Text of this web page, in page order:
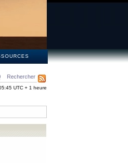
Rechercher
UTC + 1 heure